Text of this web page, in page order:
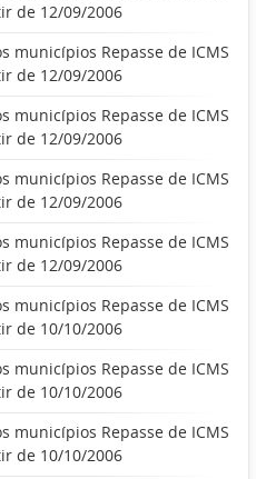
de 12/09/2006
municípios Repasse de ICMS
de 12/09/2006
municípios Repasse de ICMS
de 12/09/2006
municípios Repasse de ICMS
de 12/09/2006
municípios Repasse de ICMS
de 12/09/2006
municípios Repasse de ICMS
de 10/10/2006
municípios Repasse de ICMS
de 10/10/2006
municípios Repasse de ICMS
de 10/10/2006